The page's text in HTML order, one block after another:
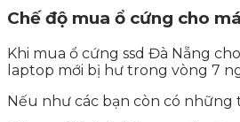
Chế độ mua ổ cứng cho
Khi mua ổ cứng ssd Đà Nẵng
laptop mới bị hư trong vòng 7
Nếu như các bạn còn có những